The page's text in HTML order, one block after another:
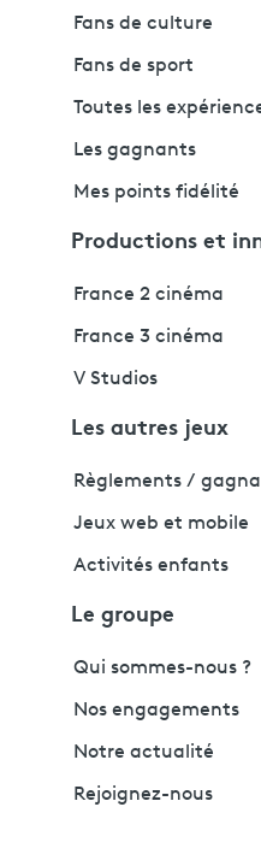
Fans de culture
Fans de sport
Toutes les
Les gagnants
Mes points fidélité
Productions et
France 2 cinéma
France 3 cinéma
V Studios
Les autres jeux
Règlements /
Jeux web et mobile
Activités enfants
Le groupe
Qui sommes-nous ?
Nos engagements
Notre actualité
Rejoignez-nous